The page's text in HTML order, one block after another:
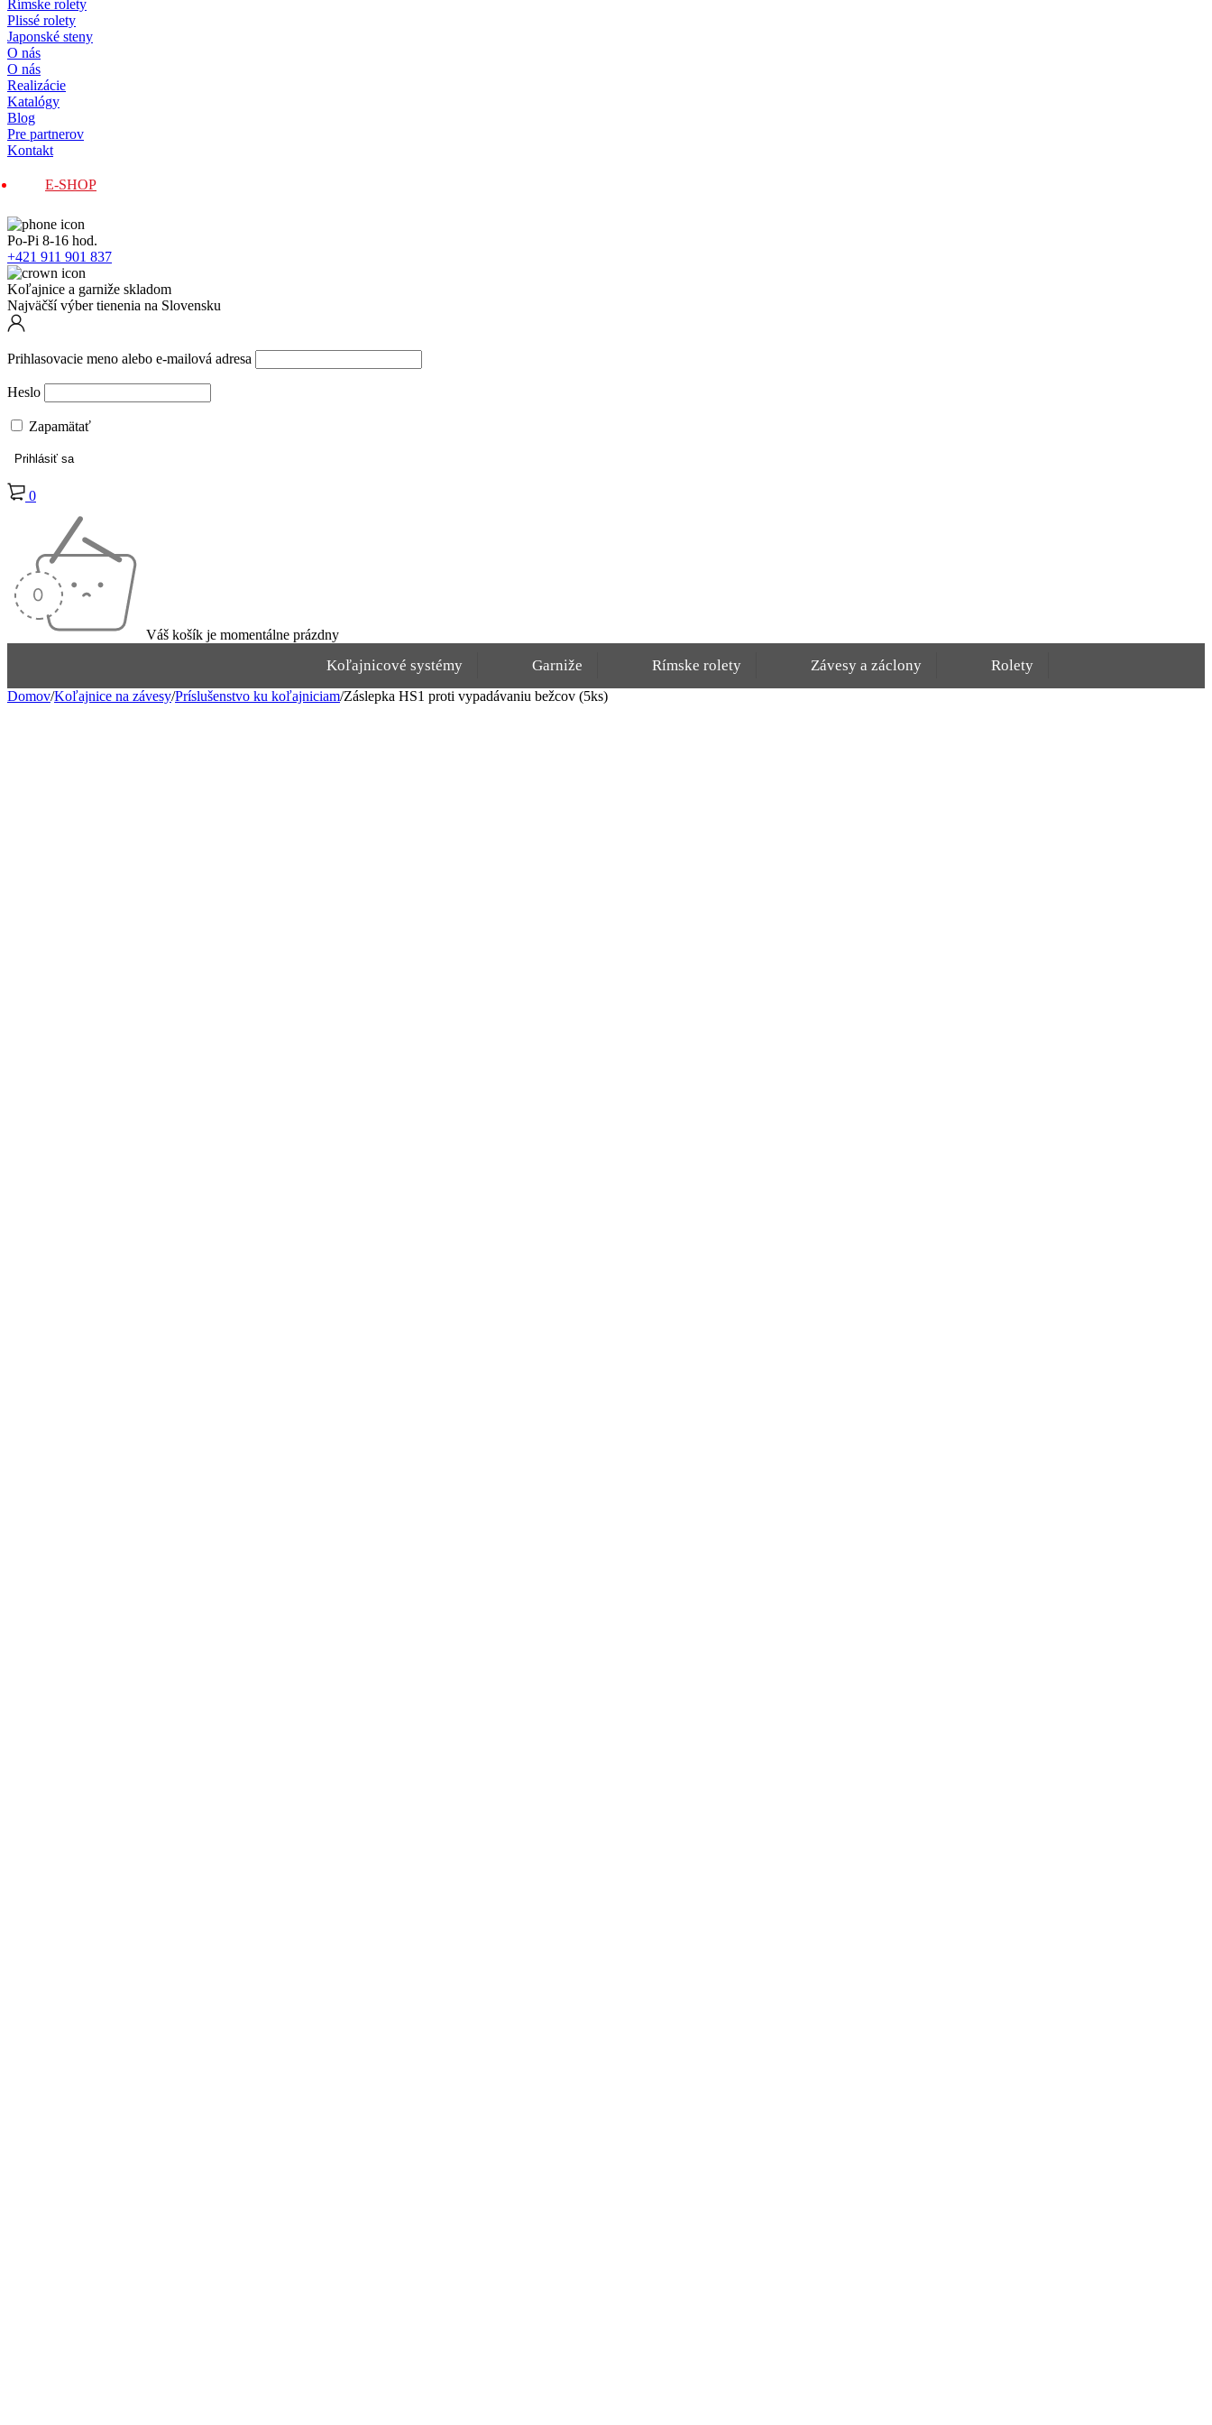
Rímske rolety
Plissé rolety
Japonské steny
O nás
O nás
Realizácie
Katalógy
Blog
Pre partnerov
Kontakt
E-SHOP
Po-Pi 8-16 hod.
+421 911 901 837
Koľajnice a garniže skladom
Najväčší výber tienenia na Slovensku
Prihlasovacie meno alebo e-mailová adresa
Heslo
Zapamätať
0
Váš košík je momentálne prázdny
Koľajnicové systémy Garniže Rímske rolety Závesy a záclony Rolety
Domov/Koľajnice na závesy/Príslušenstvo ku koľajniciam/Záslepka HS1 proti vypadávaniu bežcov (5ks)